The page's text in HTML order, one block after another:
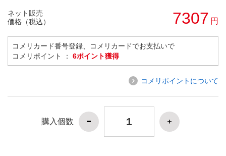
ネット販売
価格（税込）
7307 円
コメリカード番号登録、コメリカードでお支払いで
コメリポイント ： 6ポイント獲得
コメリポイントについて
購入個数